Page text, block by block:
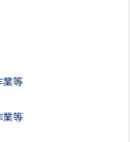
業等
業等